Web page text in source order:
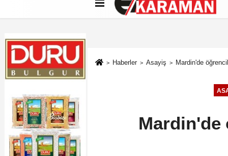
Künye İletişim Çerez Politikası
Haberler Asayiş Mardin'de
Mardin'de